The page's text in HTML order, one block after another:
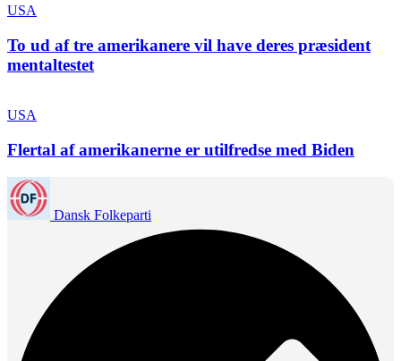
USA
To ud af tre amerikanere vil have deres præsident
mentaltestet
USA
Flertal af amerikanerne er utilfredse med Biden
Dansk Folkeparti